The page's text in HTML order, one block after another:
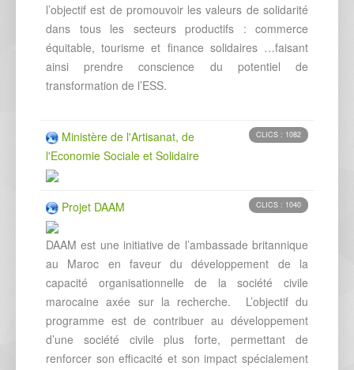
l’objectif est de promouvoir les valeurs de solidarité
dans tous les secteurs productifs : commerce
équitable, tourisme et finance solidaires …faisant
ainsi prendre conscience du potentiel de
transformation de l’ESS.
CLICS : 1082
Ministère de l'Artisanat, de
l'Economie Sociale et Solidaire
CLICS : 1040
Projet DAAM
DAAM est une initiative de l’ambassade britannique
au Maroc en faveur du développement de la
capacité organisationnelle de la société civile
marocaine axée sur la recherche. L’objectif du
programme est de contribuer au développement
d’une société civile plus forte, permettant de
renforcer son efficacité et son impact spécialement